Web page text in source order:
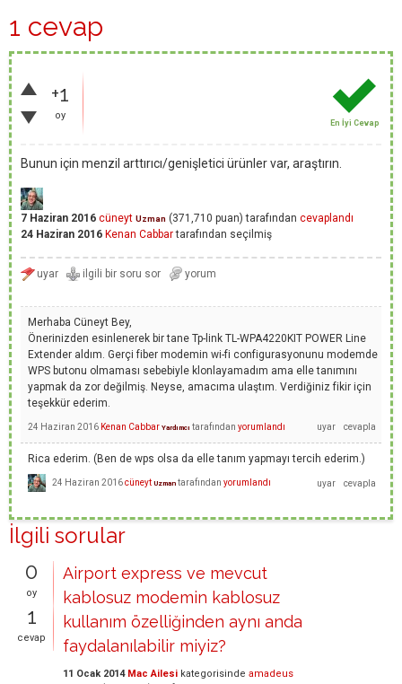
1 cevap
+1
oy
En İyi Cevap
Bunun için menzil arttırıcı/genişletici ürünler var, araştırın.
7 Haziran 2016 cüneyt Uzman (371,710 puan) tarafından cevaplandı
24 Haziran 2016 Kenan Cabbartarafından seçilmiş
Merhaba Cüneyt Bey,
Önerinizden esinlenerek bir tane Tp-link TL-WPA4220KIT POWER Line
Extender aldım. Gerçi fiber modemin wi-fi configurasyonunu modemde
WPS butonu olmaması sebebiyle klonlayamadım ama elle tanımını
yapmak da zor değilmiş. Neyse, amacıma ulaştım. Verdiğiniz fikir için
teşekkür ederim.
24 Haziran 2016 Kenan Cabbar Yardımcı tarafından yorumlandı
Rica ederim. (Ben de wps olsa da elle tanım yapmayı tercih ederim.)
24 Haziran 2016cüneyt Uzman tarafından yorumlandı
İlgili sorular
0
oy
1
cevap
Airport express ve mevcut
kablosuz modemin kablosuz
kullanım özelliğinden aynı anda
faydalanılabilir miyiz?
11 Ocak 2014 Mac Ailesi kategorisinde amadeus